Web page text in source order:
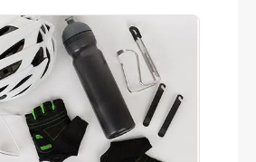
Bremshebel
V-Brake
Steuersatz